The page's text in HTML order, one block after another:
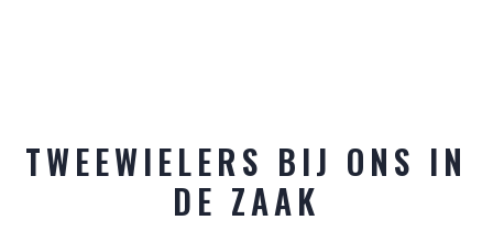
TWEEWIELERS BIJ ONS IN
DE ZAAK